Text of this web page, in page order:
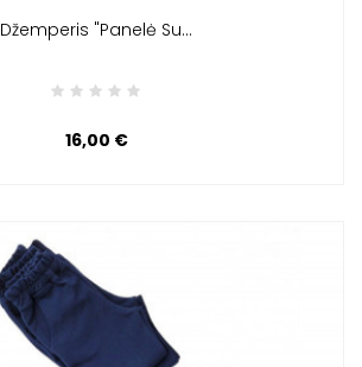
Džemperis "Panelė Su...
16,00 €